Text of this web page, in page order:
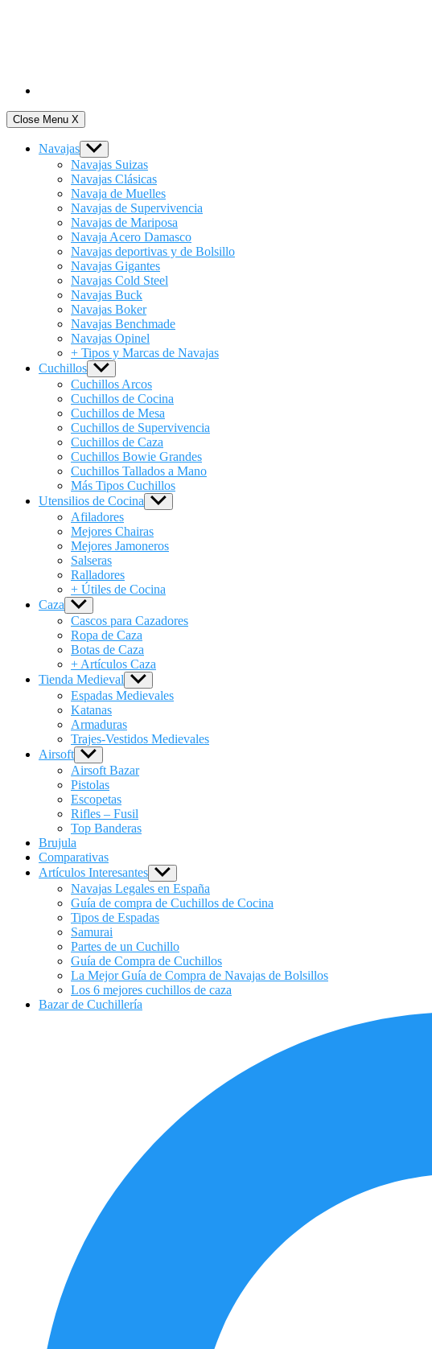
Close Menu X
Navajas Show
sub
menu
Navajas Suizas
Navajas Clásicas
Navaja de Muelles
Navajas de Supervivencia
Navajas de Mariposa
Navaja Acero Damasco
Navajas deportivas y de Bolsillo
Navajas Gigantes
Navajas Cold Steel
Navajas Buck
Navajas Boker
Navajas Benchmade
Navajas Opinel
+ Tipos y Marcas de Navajas
Cuchillos Show
sub
menu
Cuchillos Arcos
Cuchillos de Cocina
Cuchillos de Mesa
Cuchillos de Supervivencia
Cuchillos de Caza
Cuchillos Bowie Grandes
Cuchillos Tallados a Mano
Más Tipos Cuchillos
Utensilios de Cocina Show
sub
Afiladores
Mejores Chairas
Mejores Jamoneros
Salseras
Ralladores
+ Útiles de Cocina
Caza Show
sub
menu
Cascos para Cazadores
Ropa de Caza
Botas de Caza
+ Artículos Caza
Tienda Medieval Show
sub
menu
Espadas Medievales
Katanas
Armaduras
Trajes-Vestidos Medievales
Airsoft Show
sub
menu
Airsoft Bazar
Pistolas
Escopetas
Rifles – Fusil
Top Banderas
Brujula
Comparativas
Artículos Interesantes Show
sub
menu
Navajas Legales en España
Guía de compra de Cuchillos de Cocina
Tipos de Espadas
Samurai
Partes de un Cuchillo
Guía de Compra de Cuchillos
La Mejor Guía de Compra de Navajas de Bolsillos
Los 6 mejores cuchillos de caza
Bazar de Cuchillería